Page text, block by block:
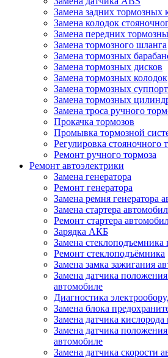
Замена задних тормозных
Замена колодок
Замена передних
Замена тормозного шланга
Замена тормозных
Замена тормозных дисков
Замена тормозных колодок
Замена тормозных
Замена тормозных
Замена троса ручного
Прокачка тормозов
Промывка тормозной
Регулировка стояночного
Ремонт ручного тормоза
Ремонт автоэлектрики
Замена генератора
Ремонт генератора
Замена ремня генератора
Замена стартера
Ремонт стартера
Зарядка АКБ
Замена стеклоподъемника
Ремонт стеклоподъёмника
Замена замка зажигания
Замена датчика
автомобиле
Диагностика
Замена блока
Замена датчика кислорода
Замена датчика
автомобиле
Замена датчика скорости